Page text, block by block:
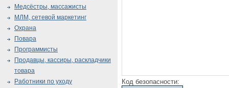
Код безопасности:
Медсёстры, массажисты
МЛМ, сетевой маркетинг
Охрана
Повара
Программисты
Продавцы, кассиры, раскладчики
товара
Работники по уходу